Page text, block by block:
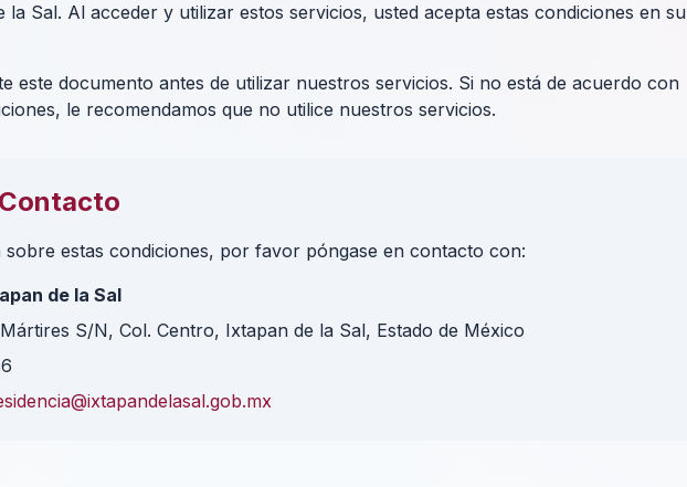
la Sal. Al acceder y utilizar estos servicios, usted acepta estas condiciones en su
este documento antes de utilizar nuestros servicios. Si no está de acuerdo con
le recomendamos que no utilice nuestros servicios.
sobre estas condiciones, por favor póngase en contacto con:
de la Sal
S/N, Col. Centro, Ixtapan de la Sal, Estado de México